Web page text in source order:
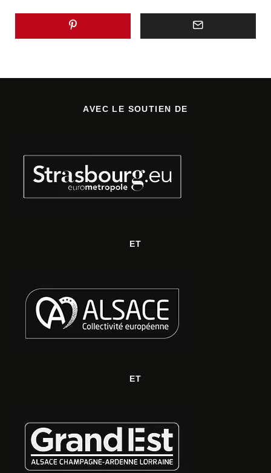
AVEC LE SOUTIEN DE
ET
ET